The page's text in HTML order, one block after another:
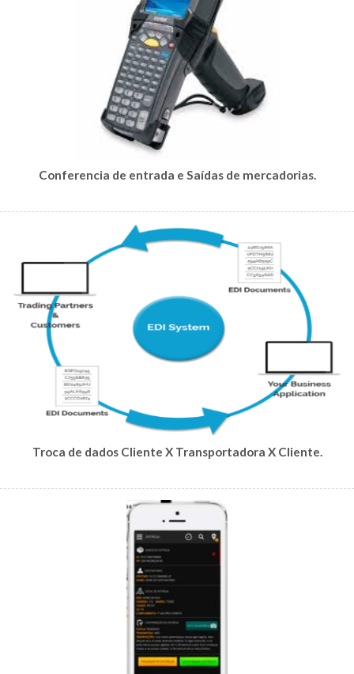
Conferencia de entrada e Saídas de mercadorias.
Troca de dados Cliente X Transportadora X Cliente.